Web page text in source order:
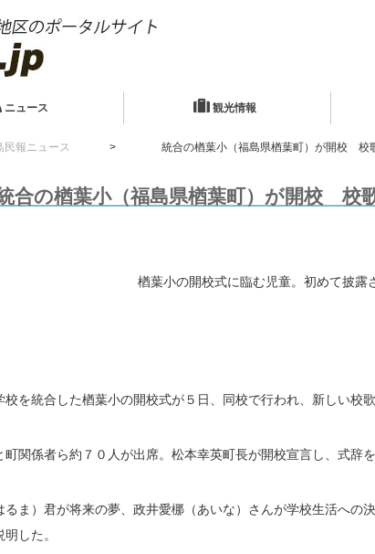
ニュース 観光情報
民報ニュース 統合の楢葉小（福島県楢葉町）が開校
合の楢葉小（福島県楢葉町）が開校 校
楢葉小の開校式に臨む児童。初めて披露
を統合した楢葉小の開校式が５日、同校で行われ、新しい
関係者ら約７０人が出席。松本幸英町長が開校宣言し、式辞
ま）君が将来の夢、政井愛梛（あいな）さんが学校生活への
した。